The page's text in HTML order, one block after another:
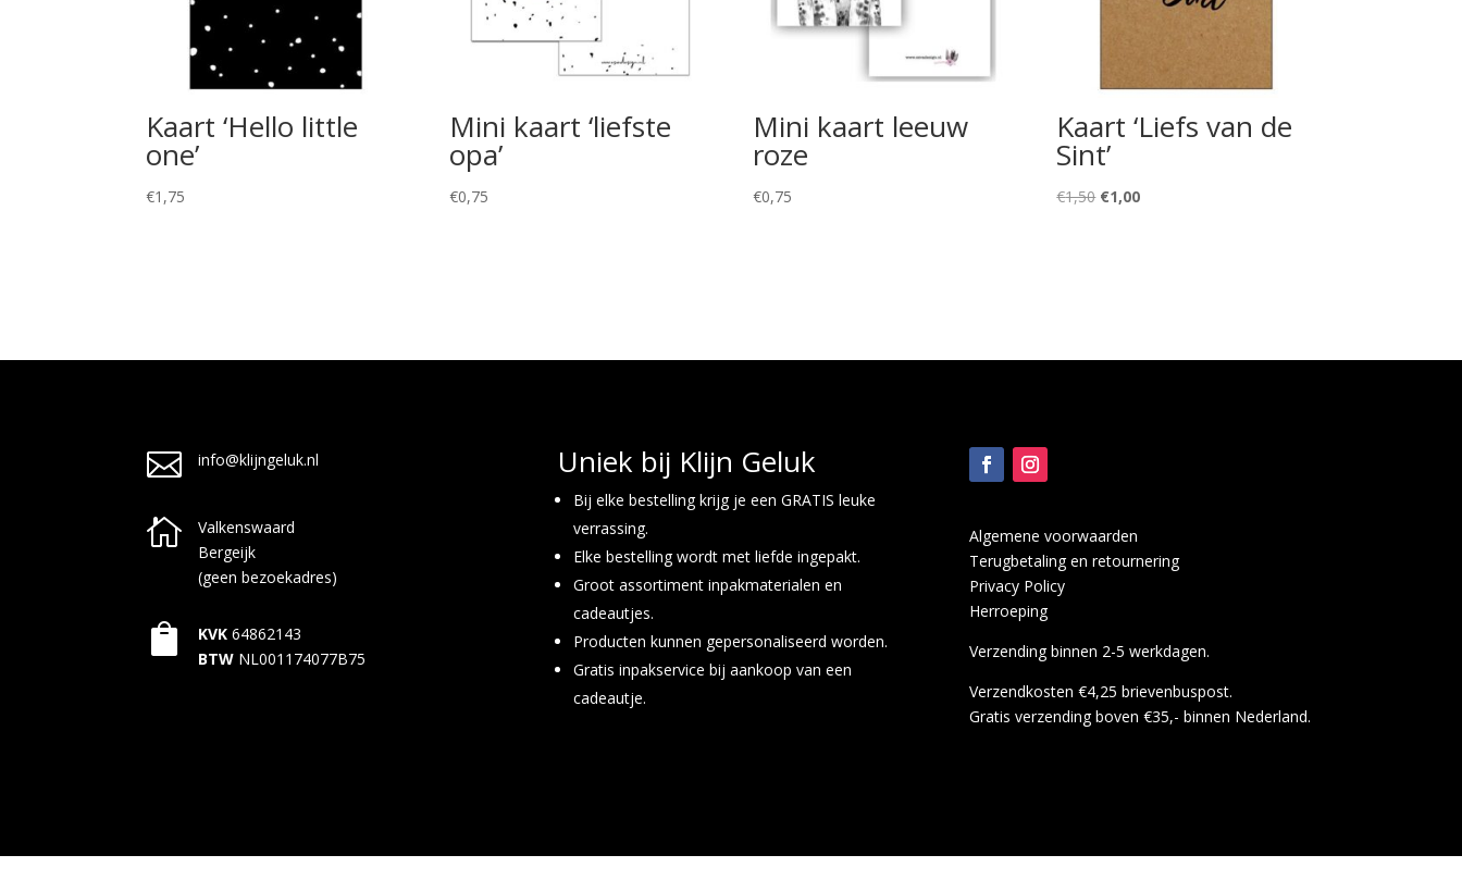
Kaart ‘Hello little
one’
€1,75
Mini kaart ‘liefste
opa’
€0,75
Mini kaart leeuw
roze
€0,75
Kaart ‘Liefs van de
Sint’
€1,50 Oorspronkelijke
€1,00Huidige
 info@klijngeluk.nl

Valkenswaard
Bergeijk
(geen bezoekadres)
 KVK 64862143
BTW NL001174077B75
Uniek bij Klijn Geluk
Bij elke bestelling krijg je een GRATIS leuke
verrassing.
Elke bestelling wordt met liefde ingepakt.
Groot assortiment inpakmaterialen en
cadeautjes.
Producten kunnen gepersonaliseerd worden.
Gratis inpakservice bij aankoop van een
cadeautje.
Algemene voorwaarden
Terugbetaling en retournering
Privacy Policy
Herroeping
Verzending binnen 2-5 werkdagen.
Verzendkosten €4,25 brievenbuspost.
Gratis verzending boven €35,- binnen Nederland.